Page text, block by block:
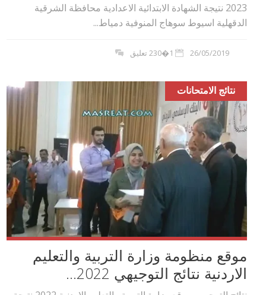
2023 نتيجة الشهادة الابتدائية الاعدادية محافظة الشرقية
الدقهلية اسيوط سوهاج المنوفية دمياط...
26/05/2019 1�230 تعليق
نتائج الامتحانات
موقع منظومة وزارة التربية والتعليم
الاردنية نتائج التوجيهي 2022...